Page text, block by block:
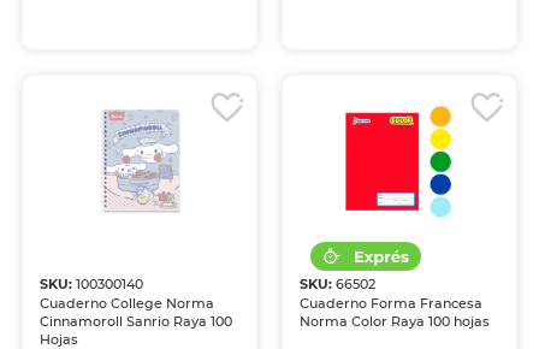
SKU:100300140
Cuaderno College Norma
Cinnamoroll Sanrio Raya 100
Hojas
SKU: 66502
Cuaderno Forma Francesa
Norma Color Raya 100 hojas